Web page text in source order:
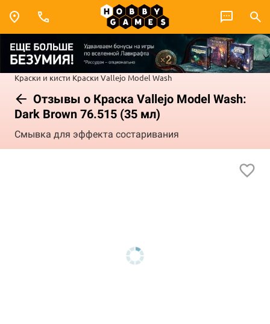
Краски и кисти Краски Vallejo Model Wash
Отзывы о Краска Vallejo Model Wash:
Dark Brown 76.515 (35 мл)
Смывка для эффекта состаривания